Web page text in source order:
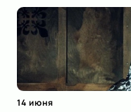
14 июня